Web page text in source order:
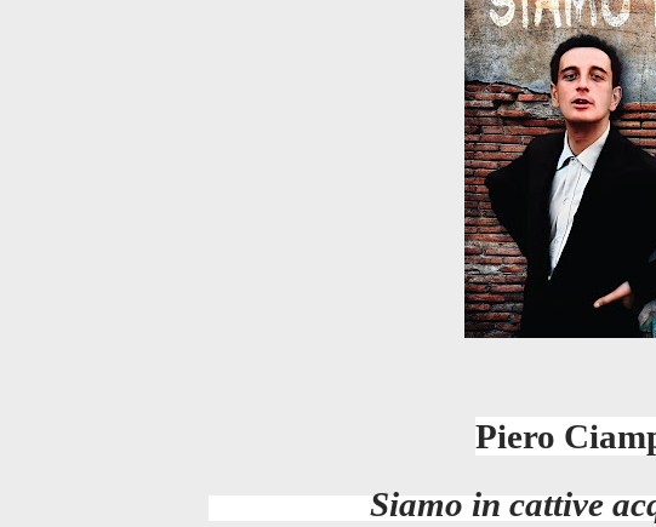
Piero
Siamo in cattive